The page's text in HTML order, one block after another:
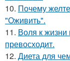
10. Почему
"Оживить".
11. Воля к жизни
превосходит.
12. Диета для